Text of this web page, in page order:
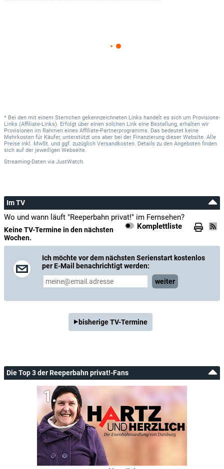
* Bei den mit einem Sternchen gekennzeichneten Links handelt es sich um Provisions-
Links (Affiliate-Links). Erfolgt über einen solchen Link eine Bestellung, erhalten wir
Provisionen im Rahmen eines Affiliate-Partnerprogramms. Das bedeutet keine
Mehrkosten für Käufer, unterstützt uns aber bei der Finanzierung dieser Website. Alle
Preise inkl. MwSt. und ggf. zuzüglich Versandkosten. Details zu den Angeboten finden
sich auf der jeweiligen Webseite.
Streaming-Daten via JustWatch.
Im TV
Wo und wann läuft "Reeperbahn privat!" im Fernsehen?
Komplettliste
Keine TV-Termine in den nächsten
Wochen.
Ich möchte vor dem nächsten Serienstart kostenlos
per E-Mail benachrichtigt werden:
weiter
bisherige TV-Termine
Die Top 3 der Reeperbahn privat!-Fans